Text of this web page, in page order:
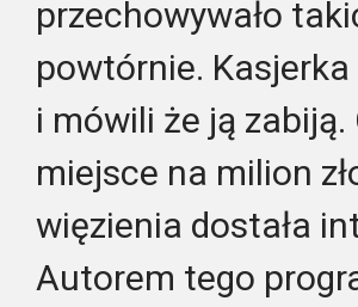
przechowywało
powtórnie.
i mówili że ją
miejsce na milion
więzienia dostała
Autorem tego